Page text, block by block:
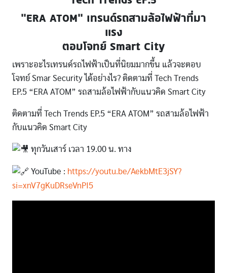
“ERA ATOM” เทรนด์รถสามล้อไฟฟ้าที่มา
แรง
ตอบโจทย์ Smart City
เพราะอะไรเทรนด์รถไฟฟ้าเป็นที่นิยมมากขึ้น แล้วจะตอบ
โจทย์ Smar Security ได้อย่างไร? ติดตามที่ Tech Trends
EP.5 “ERA ATOM” รถสามล้อไฟฟ้ากับแนวคิด Smart City
ติดตามที่ Tech Trends EP.5 “ERA ATOM” รถสามล้อไฟฟ้า
กับแนวคิด Smart City
ทุกวันเสาร์ เวลา 19.00 น. ทาง
YouTube : https://youtu.be/AekbMtE3jSY?
si=xnV7gKuDRseVnPI5